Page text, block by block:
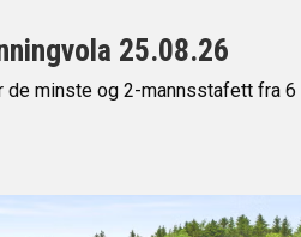
25.08.26
minste og 2-mannsstafett fra 6